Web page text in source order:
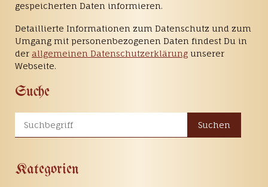
gespeicherten Daten informieren.
Detaillierte Informationen zum Datenschutz und zum
Umgang mit personenbezogenen Daten findest Du in
der allgemeinen Datenschutzerklärung unserer
Webseite.
Suche
Suchen
Kategorien